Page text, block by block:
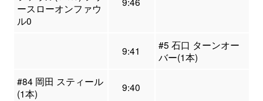
ースローオンファウ
ル0
9:41
#5 石口 ターンオー
バー(1本)
#84 岡田 スティール
(1本)
9:40